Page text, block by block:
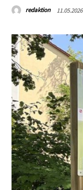
redaktion 11.05.2026